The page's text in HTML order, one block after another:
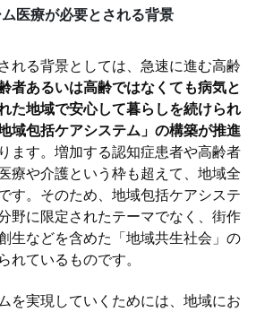
医療が必要とされる背景
れる背景としては、急速に進む高齢
者あるいは高齢ではなくても病気と
た地域で安心して暮らしを続けられ
域包括ケアシステム」の構築が推進
ます。増加する認知症患者や高齢者
療や介護という枠も超えて、地域全
す。そのため、地域包括ケアシステ
野に限定されたテーマでなく、街作
生などを含めた「地域共生社会」の
れているものです。
を実現していくためには、地域にお